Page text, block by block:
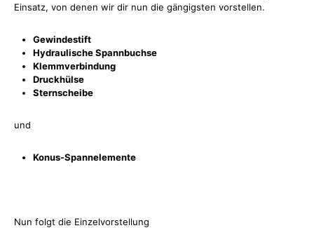
Einsatz, von denen wir dir nun die gängigsten vorstellen.
Gewindestift
Hydraulische Spannbuchse
Klemmverbindung
Druckhülse
Sternscheibe
und
Konus-Spannelemente
Nun folgt die Einzelvorstellung